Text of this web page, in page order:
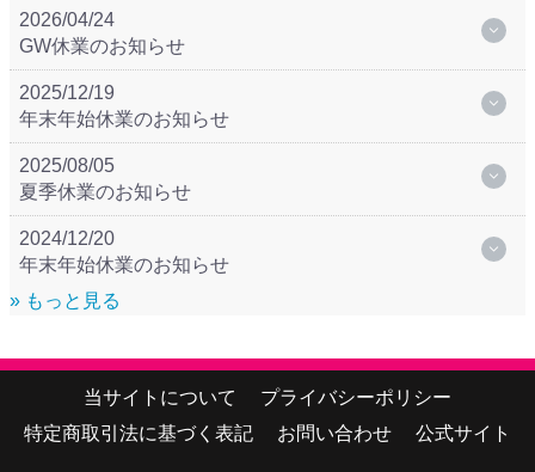
2026/04/24
GW休業のお知らせ
2025/12/19
年末年始休業のお知らせ
2025/08/05
夏季休業のお知らせ
2024/12/20
年末年始休業のお知らせ
» もっと見る
当サイトについて
プライバシーポリシー
特定商取引法に基づく表記
お問い合わせ 公式サイト